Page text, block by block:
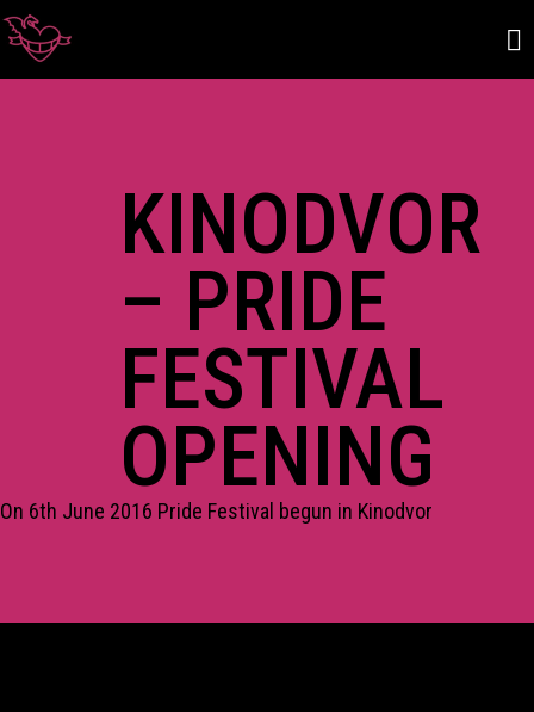
KINODVOR
– PRIDE
FESTIVAL
OPENING
On 6th June 2016 Pride Festival begun in Kinodvor